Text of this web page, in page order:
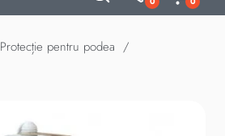
Protecție pentru podea